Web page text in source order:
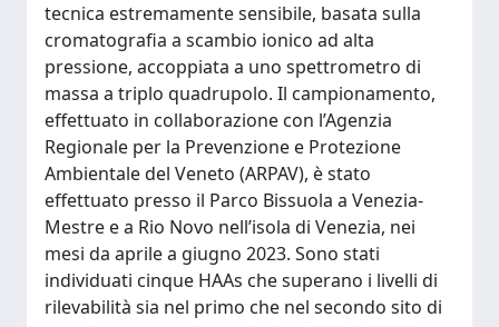
tecnica estremamente sensibile, basata sulla
cromatografia a scambio ionico ad alta
pressione, accoppiata a uno spettrometro di
massa a triplo quadrupolo. Il campionamento,
effettuato in collaborazione con l’Agenzia
Regionale per la Prevenzione e Protezione
Ambientale del Veneto (ARPAV), è stato
effettuato presso il Parco Bissuola a Venezia-
Mestre e a Rio Novo nell’isola di Venezia, nei
mesi da aprile a giugno 2023. Sono stati
individuati cinque HAAs che superano i livelli di
rilevabilità sia nel primo che nel secondo sito di